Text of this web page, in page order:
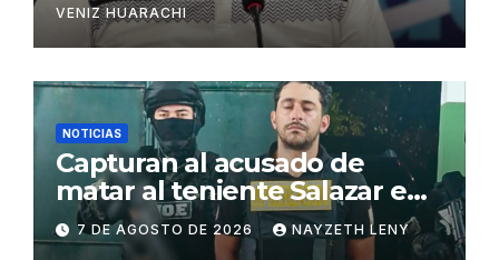
VENIZ HUARACHI
NOTICIAS
Capturan al acusado de
matar al teniente Salazar en
San Matías
7 DE AGOSTO DE 2026 NAYZETH LENY